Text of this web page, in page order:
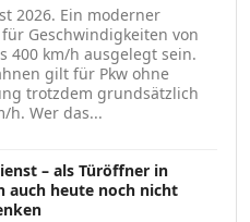
2026. Ein moderner
Geschwindigkeiten von
400 km/h ausgelegt sein.
gilt für Pkw ohne
trotzdem grundsätzlich
h. Wer das...
– als Türöffner in
auch heute noch nicht